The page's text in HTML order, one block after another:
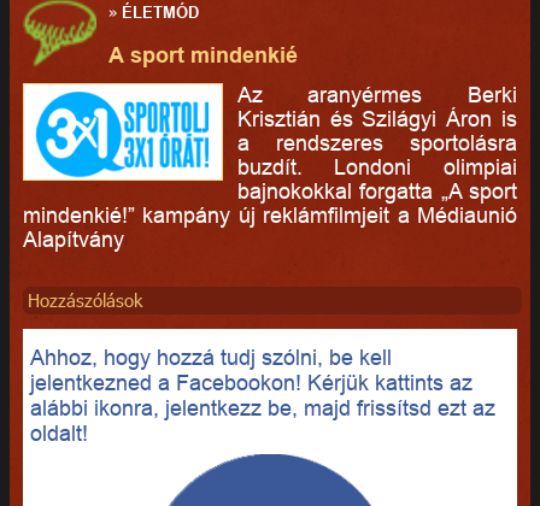
» ÉLETMÓD
A sport mindenkié
Az aranyérmes Berki
Krisztián és Szilágyi Áron is
a rendszeres sportolásra
buzdít. Londoni olimpiai
bajnokokkal forgatta „A sport
mindenkié!” kampány új reklámfilmjeit a Médiaunió
Alapítvány
Hozzászólások
Ahhoz, hogy hozzá tudj szólni, be kell
jelentkezned a Facebookon! Kérjük kattints az
alábbi ikonra, jelentkezz be, majd frissítsd ezt az
oldalt!